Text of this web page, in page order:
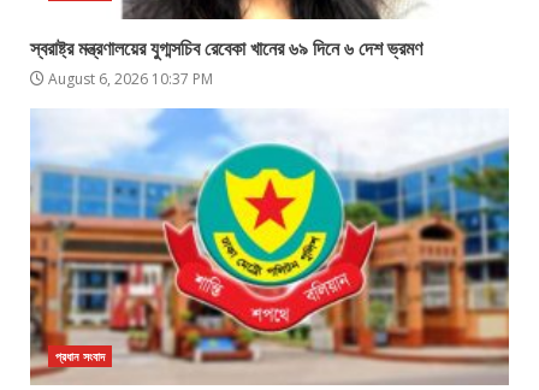
স্বরাষ্ট্র মন্ত্রণালয়ের যুগ্মসচিব রেবেকা খানের ৬৯ দিনে ৬ দেশ ভ্রমণ
August 6, 2026 10:37 PM
প্রধান সংবাদ